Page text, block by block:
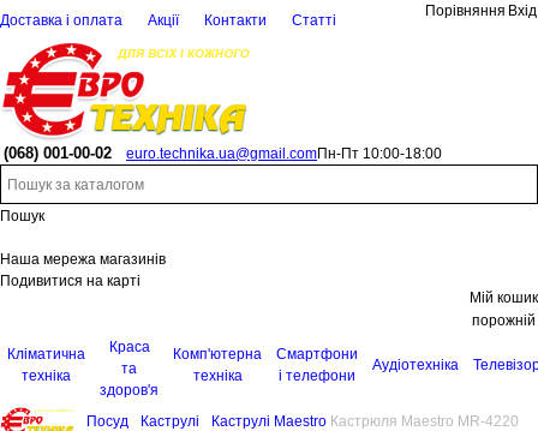
Доставка і оплата Акції Контакти Статті
Порівняння Вхід
(068) 001-00-02 euro.technika.ua@gmail.comПн-Пт 10:00-18:00
Пошук
Наша мережа магазинів
Подивитися на карті
Мій кошик
порожній
Кліматична
техніка
Краса
та
здоров'я
Комп'ютерна
техніка
Смартфони
і телефони
Аудіотехніка
Посуд Каструлі Каструлі Maestro Кастрюля Maestro MR-4220